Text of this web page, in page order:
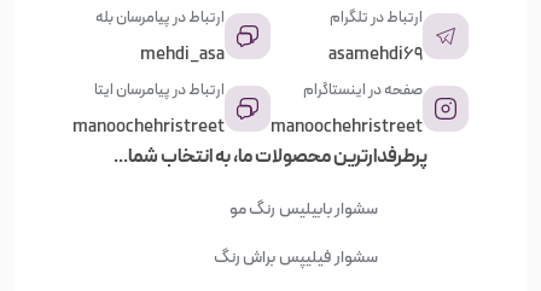
ارتباط در تلگرام
asamehdi69
صفحه در اینستاگرام
manoochehristreet
ارتباط در پیامرسان بله
mehdi_asa
ارتباط در پیامرسان ایتا
manoochehristreet
پرطرفدارترین محصولات ما، به انتخاب شما...
سشوار بابیلیس
سشوار فیلیپس
رنگ مو
براش رنگ